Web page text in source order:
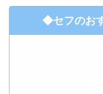
◆セフのお